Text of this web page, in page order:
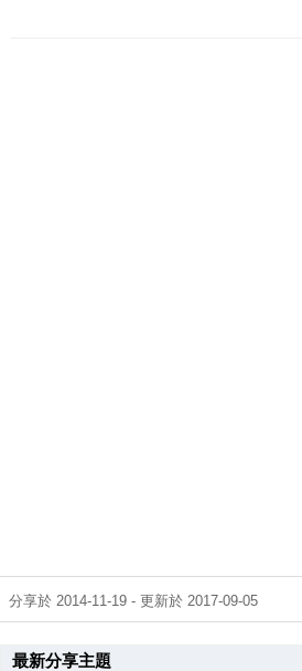
分享於 2014-11-19 - 更新於 2017-09-05
最新分享主題